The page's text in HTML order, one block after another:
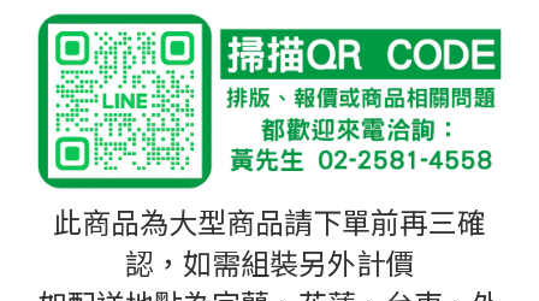
此商品為大型商品請下單前再三確
認， 如需組裝另外計價